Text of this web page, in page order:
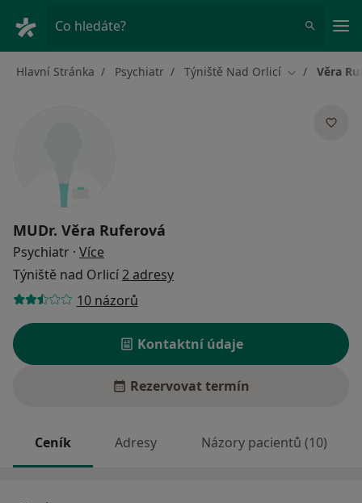
Co hledáte?
Hlavní Stránka Psychiatr Týniště Nad Orlicí Změna města
Věra
MUDr. Věra Ruferová
Psychiatr · Více
Týniště nad Orlicí2 adresy
10 názorů
Kontaktní údaje
Rezervovat termín
Ceník Adresy Názory pacientů (10)